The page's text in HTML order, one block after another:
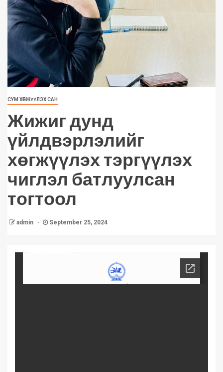
СУМ ХӨГЖҮҮЛЭХ САН
Жижиг дунд
үйлдвэрлэлийг
хөгжүүлэх тэргүүлэх
чиглэл батлуулсан
тогтоол
admin September 25, 2024